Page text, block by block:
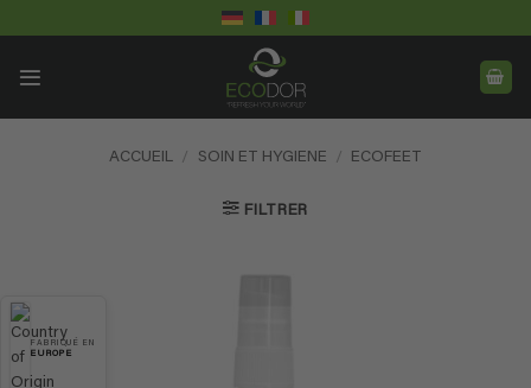
au
ACCUEIL / SOIN ET HYGIENE / ECOFEET
FILTRER
FABRIQUÉ EN
EUROPE